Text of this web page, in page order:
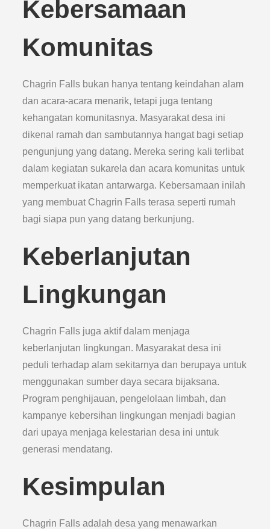
Kebersamaan
Komunitas
Chagrin Falls bukan hanya tentang keindahan alam
dan acara-acara menarik, tetapi juga tentang
kehangatan komunitasnya. Masyarakat desa ini
dikenal ramah dan sambutannya hangat bagi setiap
pengunjung yang datang. Mereka sering kali terlibat
dalam kegiatan sukarela dan acara komunitas untuk
memperkuat ikatan antarwarga. Kebersamaan inilah
yang membuat Chagrin Falls terasa seperti rumah
bagi siapa pun yang datang berkunjung.
Keberlanjutan
Lingkungan
Chagrin Falls juga aktif dalam menjaga
keberlanjutan lingkungan. Masyarakat desa ini
peduli terhadap alam sekitarnya dan berupaya untuk
menggunakan sumber daya secara bijaksana.
Program penghijauan, pengelolaan limbah, dan
kampanye kebersihan lingkungan menjadi bagian
dari upaya menjaga kelestarian desa ini untuk
generasi mendatang.
Kesimpulan
Chagrin Falls adalah desa yang menawarkan